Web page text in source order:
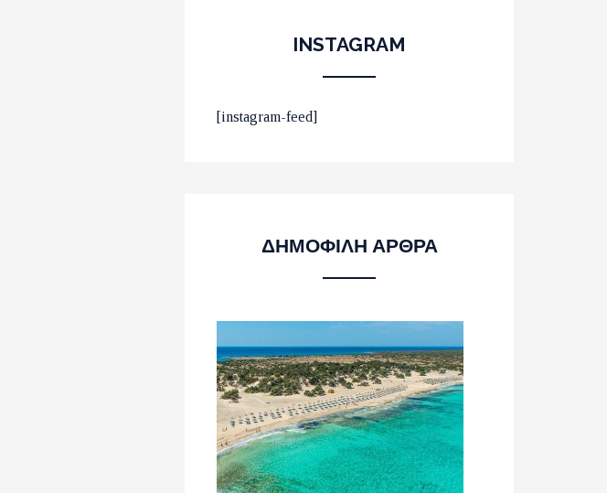
INSTAGRAM
[instagram-feed]
ΔΗΜΟΦΙΛΗ ΑΡΘΡΑ
ΟΙ 10 ΟΜΟΡΦΟΤΕΡΕΣ
ΜΕ ΤΡΕΝΑ ΣΕ ΒΕΛΓΙΟ
ΚΑΙ ΟΛΛΑΝΔΙΑ